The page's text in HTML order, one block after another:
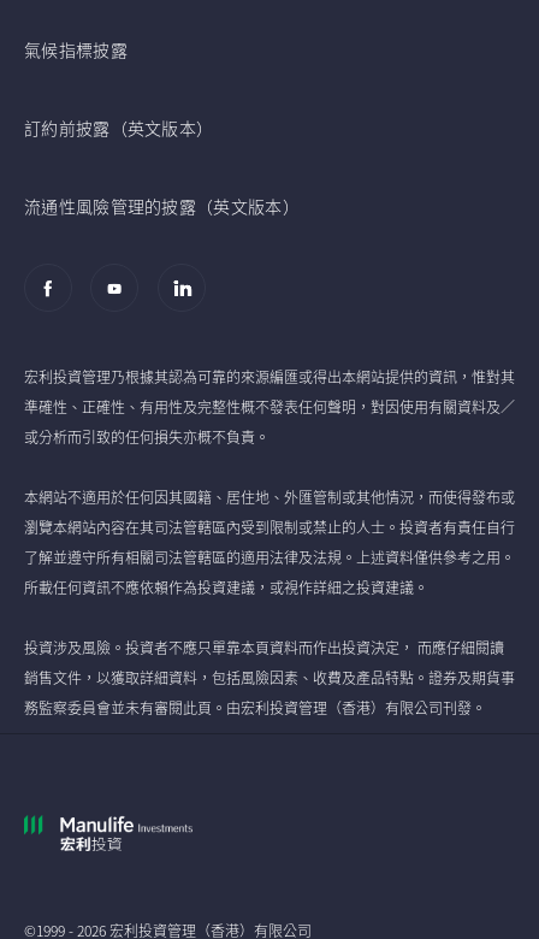
氣候指標披露
訂約前披露（英文版本）
流通性風險管理的披露（英文版本）
宏利投資管理乃根據其認為可靠的來源編匯或得出本網站提供的資訊，惟對其
準確性、正確性、有用性及完整性概不發表任何聲明，對因使用有關資料及／
或分析而引致的任何損失亦概不負責。
本網站不適用於任何因其國籍、居住地、外匯管制或其他情況，而使得發布或
瀏覽本網站內容在其司法管轄區內受到限制或禁止的人士。投資者有責任自行
了解並遵守所有相關司法管轄區的適用法律及法規。上述資料僅供參考之用。
所載任何資訊不應依賴作為投資建議，或視作詳細之投資建議。
投資涉及風險。投資者不應只單靠本頁資料而作出投資決定， 而應仔細閱讀
銷售文件，以獲取詳細資料，包括風險因素、收費及產品特點。證券及期貨事
務監察委員會並未有審閱此頁。由宏利投資管理（香港）有限公司刊發。
©1999 - 2026 宏利投資管理（香港）有限公司